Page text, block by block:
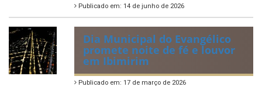
Publicado em: 14 de junho de 2026
Dia Municipal do Evangélico
promete noite de fé e louvor
em Ibimirim
Publicado em: 17 de março de 2026